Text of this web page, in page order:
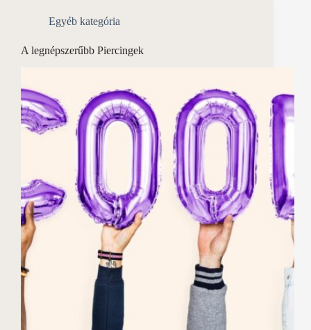
Egyéb kategória
A legnépszerűbb Piercingek